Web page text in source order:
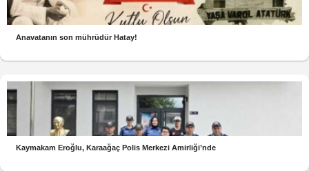
Anavatanın son mührüdür Hatay!
Kaymakam Eroğlu, Karaağaç Polis Merkezi Amirliği’nde